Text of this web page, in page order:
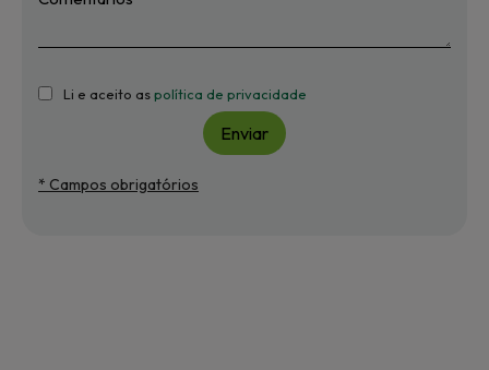
Li e aceito aspolítica de privacidade
Enviar
* Campos obrigatórios